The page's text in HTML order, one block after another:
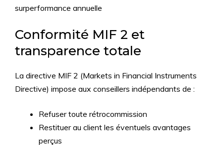
surperformance annuelle
Conformité MIF 2 et
transparence totale
La directive MIF 2 (Markets in Financial Instruments
Directive) impose aux conseillers indépendants de :
Refuser toute rétrocommission
Restituer au client les éventuels avantages
perçus